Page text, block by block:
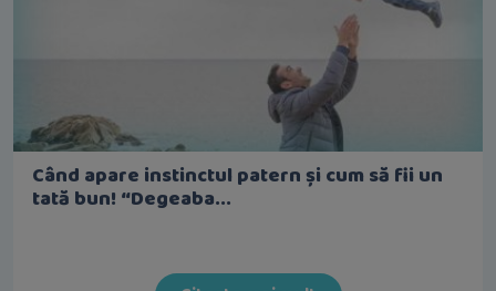
Când apare instinctul patern și cum să fii un
tată bun! “Degeaba...